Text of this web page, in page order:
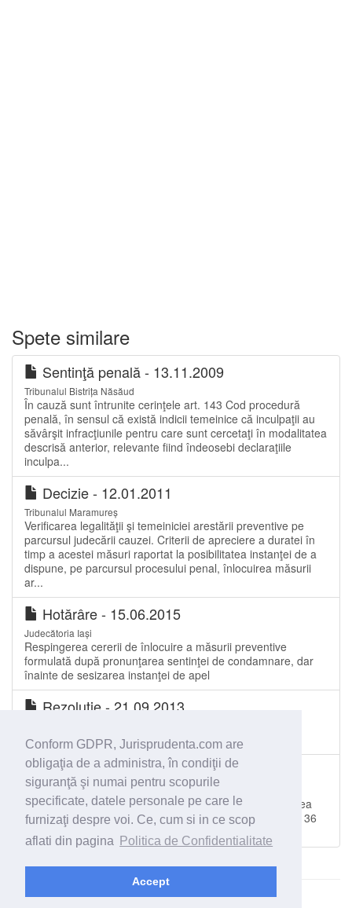
Conform GDPR, Jurisprudenta.com are
obligaţia de a administra, în condiţii de
siguranţă şi numai pentru scopurile
specificate, datele personale pe care le
furnizaţi despre voi. Ce, cum si in ce scop
aflati din pagina
Politica de Confidentialitate
Accept
Spete similare
Sentinţă penală - 13.11.2009
Tribunalul Bistrița Năsăud
În cauză sunt întrunite cerinţele art. 143 Cod procedură
penală, în sensul că există indicii temeinice că inculpaţii au
săvârşit infracţiunile pentru care sunt cercetaţi în modalitatea
descrisă anterior, relevante fiind îndeosebi declaraţiile
inculpa...
Decizie - 12.01.2011
Tribunalul Maramureș
Verificarea legalităţii şi temeiniciei arestării preventive pe
parcursul judecării cauzei. Criterii de apreciere a duratei în
timp a acestei măsuri raportat la posibilitatea instanţei de a
dispune, pe parcursul procesului penal, înlocuirea măsurii
ar...
Hotărâre - 15.06.2015
Judecătoria Iași
Respingerea cererii de înlocuire a măsurii preventive
formulată după pronunţarea sentinţei de condamnare, dar
înainte de sesizarea instanţei de apel
Rezoluţie - 21.09.2013
Arest preventiv
Decizie - 26.09.2011
Curtea de Apel Galați
Menţinerea arestării preventive a inculpatului. Îndeplinirea
condiţiilor prevăzute de art.143, art.148 alin.1 lit.f şi art.136
din C.pr.pen.